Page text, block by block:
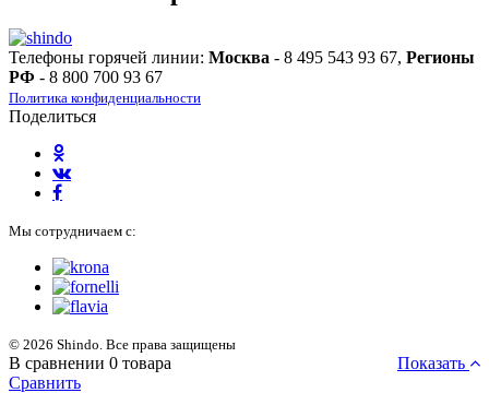
Телефоны горячей линии: Москва - 8 495 543 93 67, Регионы
РФ - 8 800 700 93 67
Политика конфиденциальности
Поделиться
Мы сотрудничаем с:
© 2026 Shindo. Все права защищены
В сравнении 0 товара
Показать
Сравнить